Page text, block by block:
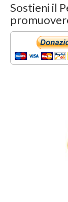
Sostieni il